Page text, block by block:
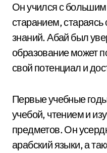
Он учился с
старанием, стараясь
знаний. Абай был
образование может
свой потенциал и
Первые учебные
учебой, чтением и
предметов. Он
арабский языки, а